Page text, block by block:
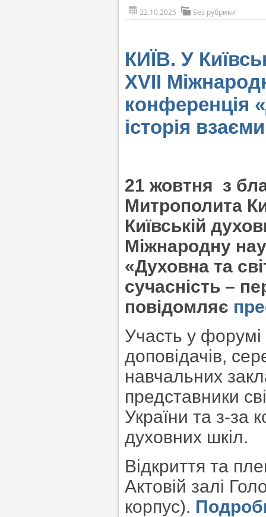
22.10.2025 Без рубрики
КИЇВ. У
ХVІІ
конференція
історія
21 жовтня з
Митрополита
Київській
Міжнародну
«Духовна та
сучасність –
повідомляє
Участь у форумі
доповідачів,
навчальних
представники
України та з-за
духовних шкіл.
Відкриття та
Актовій залі
корпус).